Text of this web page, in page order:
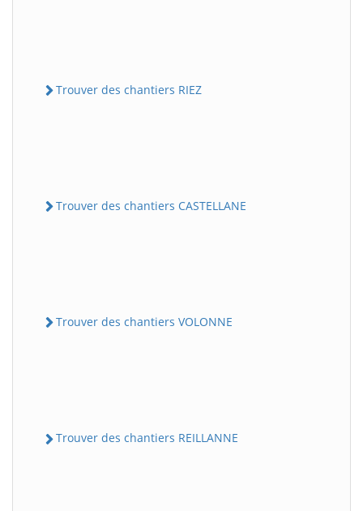
Trouver des chantiers RIEZ
Trouver des chantiers CASTELLANE
Trouver des chantiers VOLONNE
Trouver des chantiers REILLANNE